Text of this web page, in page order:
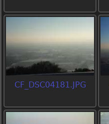
CF_DSC04181.JPG